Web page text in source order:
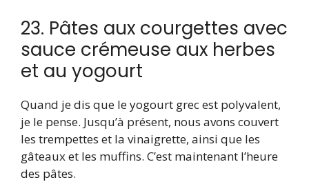
23. Pâtes aux courgettes avec
sauce crémeuse aux herbes
et au yogourt
Quand je dis que le yogourt grec est polyvalent,
je le pense. Jusqu’à présent, nous avons couvert
les trempettes et la vinaigrette, ainsi que les
gâteaux et les muffins. C’est maintenant l’heure
des pâtes.